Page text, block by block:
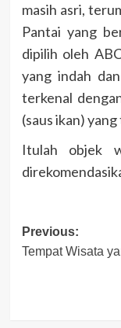
masih asri,
Pantai yang
dipilih oleh
yang indah
terkenal
(saus ikan)
Itulah objek
Post
Previous:
Tempat Wisata